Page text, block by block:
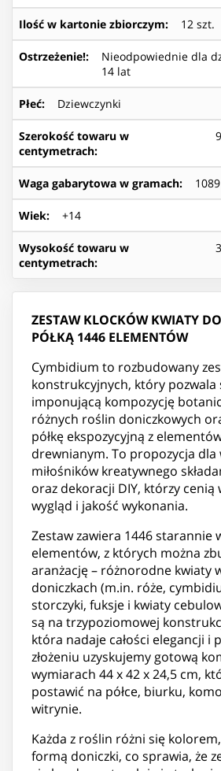
Ilość w kartonie zbiorczym: 12 szt.
Ostrzeżenie!:
Nieodpowiednie dla
14 lat
Płeć: Dziewczynki
Szerokość towaru w
centymetrach:
9
Waga gabarytowa w gramach: 1089
Wiek: +14
Wysokość towaru w
centymetrach:
ZESTAW KLOCKÓW KWIATY
PÓŁKĄ 1446 ELEMENTÓW
Cymbidium to rozbudowany
konstrukcyjnych, który pozwala
imponującą kompozycję
różnych roślin doniczkowych
półkę ekspozycyjną z
drewnianym. To propozycja dla
miłośników kreatywnego
oraz dekoracji DIY, którzy cenią
wygląd i jakość wykonania.
Zestaw zawiera 1446 starannie
elementów, z których można
aranżację – różnorodne kwiaty
doniczkach (m.in. róże,
storczyki, fuksje i kwiaty
są na trzypoziomowej
która nadaje całości elegancji i
złożeniu uzyskujemy gotową
wymiarach 44 x 42 x 24,5 cm,
postawić na półce, biurku,
witrynie.
Każda z roślin różni się
formą doniczki, co sprawia, że